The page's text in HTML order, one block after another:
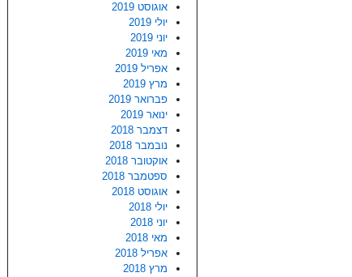
אוגוסט 2019
יולי 2019
יוני 2019
מאי 2019
אפריל 2019
מרץ 2019
פברואר 2019
ינואר 2019
דצמבר 2018
נובמבר 2018
אוקטובר 2018
ספטמבר 2018
אוגוסט 2018
יולי 2018
יוני 2018
מאי 2018
אפריל 2018
מרץ 2018